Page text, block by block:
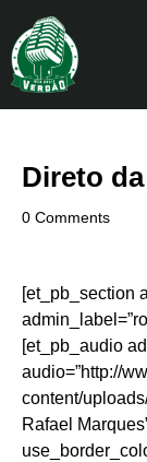
Direto
0 Comments
[et_pb_section
[et_pb_audio
audio=”http://
content/
Rafael